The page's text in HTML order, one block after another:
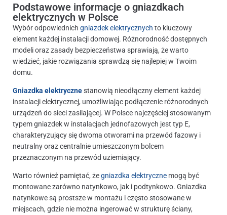
Podstawowe informacje o gniazdkach
elektrycznych w Polsce
Wybór odpowiednich gniazdek elektrycznych to kluczowy
element każdej instalacji domowej. Różnorodność dostępnych
modeli oraz zasady bezpieczeństwa sprawiają, że warto
wiedzieć, jakie rozwiązania sprawdzą się najlepiej w Twoim
domu.
Gniazdka elektrycznestanowią nieodłączny element każdej
instalacji elektrycznej, umożliwiając podłączenie różnorodnych
urządzeń do sieci zasilającej. W Polsce najczęściej stosowanym
typem gniazdek w instalacjach jednofazowych jest typ E,
charakteryzujący się dwoma otworami na przewód fazowy i
neutralny oraz centralnie umieszczonym bolcem
przeznaczonym na przewód uziemiający.
Warto również pamiętać, żegniazdka elektryczne mogą być
montowane zarówno natynkowo, jak i podtynkowo. Gniazdka
natynkowe są prostsze w montażu i często stosowane w
miejscach, gdzie nie można ingerować w strukturę ściany,